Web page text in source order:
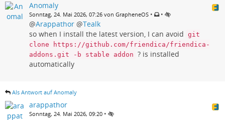
Anomaly
Sonntag, 24. Mai 2026, 07:26 von GrapheneOS • •
@Arappathor @Tealk
so when I install the latest version, I can avoid git
clone https://github.com/friendica/friendica-
addons.git -b stable addon ? is installed
automatically
Als Antwort auf Anomaly
arappathor
Sonntag, 24. Mai 2026, 09:20 •